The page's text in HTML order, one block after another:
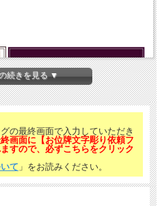
続きを見る ▼
の最終画面で入力していただき
画面に【お位牌文字彫り依頼フ
すので、必ずこちらをクリック
て 」をお読みください。